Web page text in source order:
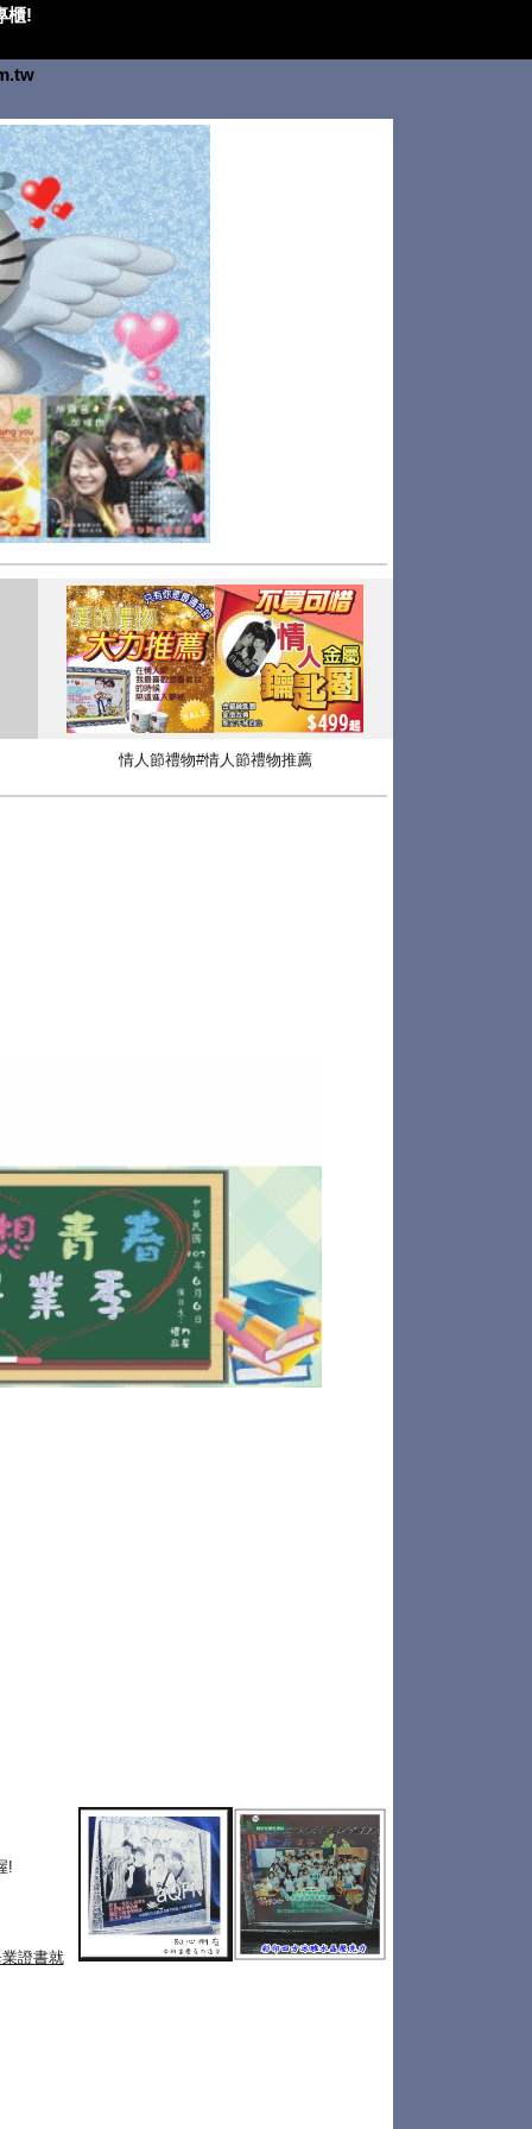
櫃!
情人節禮物#情人節禮物推薦
!
證書就